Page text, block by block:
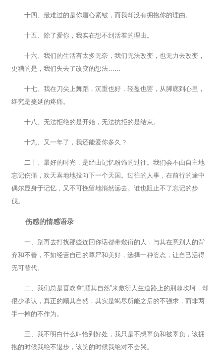
十四、最难过的是你眉心紧皱，而我却没有拥抱你的理由。
十五、除了爱你，我实在想不到活着的理由。
十六、我们的生活有太多无奈，我们无法改变，也无力去改变，
更糟的是，我们失去了改变的想法……
十七、我在刀尖上舞蹈，沉重也好，轻盈也罢，从脚底到心里，
终究是蔓延的疼痛。
十八、无法拒绝的是开始，无法抗拒的是结束。
十九、又一年了，我还能爱你多久？
二十、最好的时光，是经由记忆粉饰的过往。我们会不由自主地
忘记伤痛，欢天喜地地投向下一个天国。过往的人事，在前行的途中
偶尔显身于记忆，又不可挽留地悄然远去。谁也阻止不了忘记的步
伐。
伤感的情感语录
一、别再去打扰那些连回你话都带敷衍的人，与其在意别人的背
弃和不善，不如经营自己的尊严和美好，选择一种姿态，让自己活得
无可替代。
二、我们总是喜欢拿“顺其自然”来敷衍人生道路上的荆棘坎坷，却
很少承认，真正的顺其自然，其实是竭尽所能之后的不强求，而非两
手一摊的不作为。
三、我不明白什么叫恰到好处，我只是不想辜负和被辜负，该拥
抱的时候我绝不退步，该笑的时候我绝对不会哭。